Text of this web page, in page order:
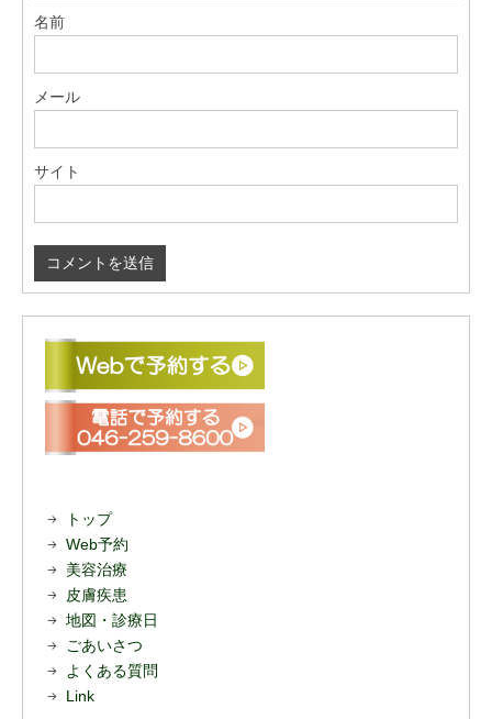
名前
メール
サイト
トップ
Web予約
美容治療
皮膚疾患
地図・診療日
ごあいさつ
よくある質問
Link